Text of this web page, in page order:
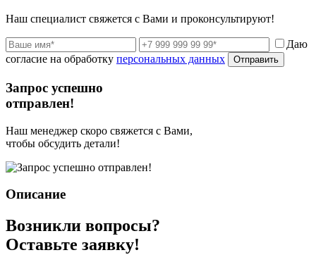
Наш специалист свяжется с Вами и проконсультируют!
Даю
согласие на обработку персональных данных Отправить
Запрос успешно
отправлен!
Наш менеджер скоро свяжется с Вами,
чтобы обсудить детали!
Описание
Возникли вопросы?
Оставьте заявку!